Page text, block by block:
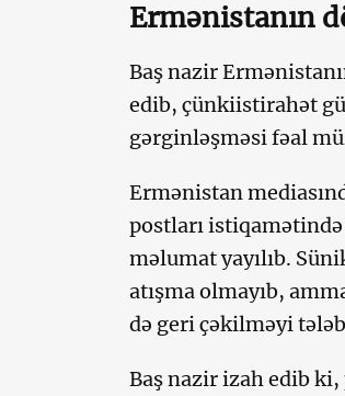
Ermənistanın
Baş nazir
edib, çünkiistirahət
gərginləşməsi fəal
Ermənistan
postları
məlumat yayılıb.
atışma olmayıb,
də geri çəkilməyi
Baş nazir izah edib